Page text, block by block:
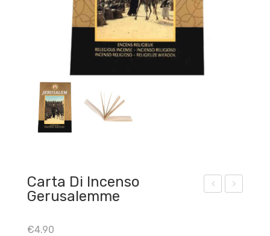
Carta Di Incenso
Gerusalemme
€4.90